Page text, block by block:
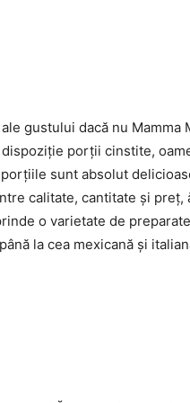
gustului dacă nu Mamma
porții cinstite,
sunt absolut
calitate, cantitate și preț,
o varietate de
la cea mexicană și